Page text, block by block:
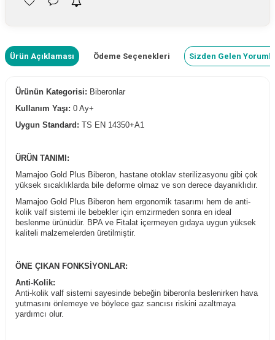
Ürün Açıklaması Ödeme Seçenekleri Sizden Gelen
Ürünün Kategorisi: Biberonlar
Kullanım Yaşı: 0 Ay+
Uygun Standard: TS EN 14350+A1
ÜRÜN TANIMI:
Mamajoo Gold Plus Biberon, hastane otoklav sterilizasyonu gibi çok
yüksek sıcaklıklarda bile deforme olmaz ve son derece dayanıklıdır.
Mamajoo Gold Plus Biberon hem ergonomik tasarımı hem de anti-
kolik valf sistemi ile bebekler için emzirmeden sonra en ideal
beslenme ürünüdür. BPA ve Fitalat içermeyen gıdaya uygun yüksek
kaliteli malzemelerden üretilmiştir.
ÖNE ÇIKAN FONKSİYONLAR:
Anti-Kolik:
Anti-kolik valf sistemi sayesinde bebeğin biberonla beslenirken hava
yutmasını önlemeye ve böylece gaz sancısı riskini azaltmaya
yardımcı olur.